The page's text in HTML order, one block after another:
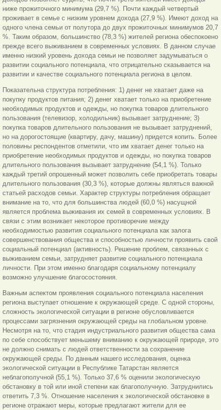
ниже прожиточного минимума (29,7 %). Почти каждый четвертый
проживает в семье с низким уровнем дохода (27,9 %). Имеют доход на
одного члена семьи от полутора до двух прожиточных минимумов 20,7
%. Таким образом, большинство (78,3 %) жителей региона обеспокоено
прежде всего выживанием в современных условиях. В данном случае
именно низкий уровень дохода семьи не позволяет задумываться о
развитии социального потенциала, что отрицательно сказывается на
развитии и качестве социального потенциала региона в целом.
Показательна структура потребления: 1) денег не хватает даже на
покупку продуктов питания; 2) денег хватает только на приобретение
необходимых продуктов и одежды, но покупка товаров длительного
пользования (телевизор, холодильник) вызывает затруднение; 3)
покупка товаров длительного пользования не вызывает затруднений,
но на дорогостоящие (квартиру, дачу, машину) придется копить. Более
половины респондентов отметили, что им хватает денег только на
приобретение необходимых продуктов и одежды, но покупка товаров
длительного пользования вызывает затруднение (54,1 %). Только
каждый третий опрошенный может позволить себе приобретать товары
длительного пользования (30,3 %), которые должны являться важной
статьей расходов семьи. Характер структуры потребления обращает
внимание на то, что для большинства людей (60,0 %) насущной
является проблема выживания их семей в современных условиях. В
связи с этим возникает некоторое противоречие между
необходимостью развития социального потенциала как залога
совершенствования общества и способностью личности проявить свой
социальный потенциал (активность). Решение проблем, связанных с
выживанием семьи, затрудняет развитие социального потенциала
личности. При этом именно благодаря социальному потенциалу
возможно улучшение благосостояния.
Важным аспектом проявления социального потенциала населения
региона выступает отношение к окружающей среде. С одной стороны,
сложность экологической ситуации в регионе обусловливается
процессами загрязнения окружающей среды на глобальном уровне.
Несмотря на то, что стадия индустриального развития общества сама
по себе способствует меньшему вниманию к окружающей природе, это
не должно снимать с людей ответственности за сохранение
окружающей среды. По данным нашего исследования, оценка
экологической ситуации в Республике Татарстан является
неблагополучной (55,1 %). Только 37,6 % оценили экологическую
обстановку в той или иной степени как благополучную. Затруднились
ответить 7,3 %. Отношение населения к экологической обстановке в
регионе отражают меры, которые предлагают жители для ее